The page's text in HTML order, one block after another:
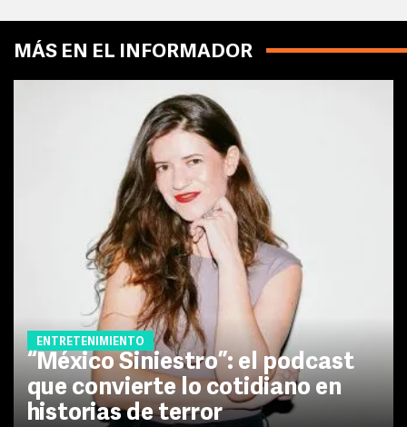
MÁS EN EL INFORMADOR
ENTRETENIMIENTO
“México Siniestro”: el podcast
que convierte lo cotidiano en
historias de terror